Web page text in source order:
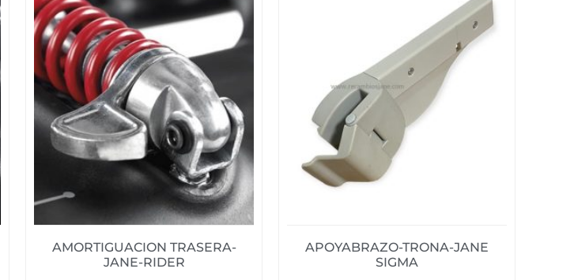
AMORTIGUACION TRASERA-
JANE-RIDER
APOYABRAZO-TRONA-JANE
SIGMA